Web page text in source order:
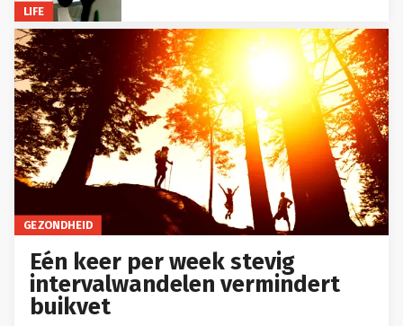
LIFE
GEZONDHEID
Eén keer per week stevig
intervalwandelen vermindert
buikvet